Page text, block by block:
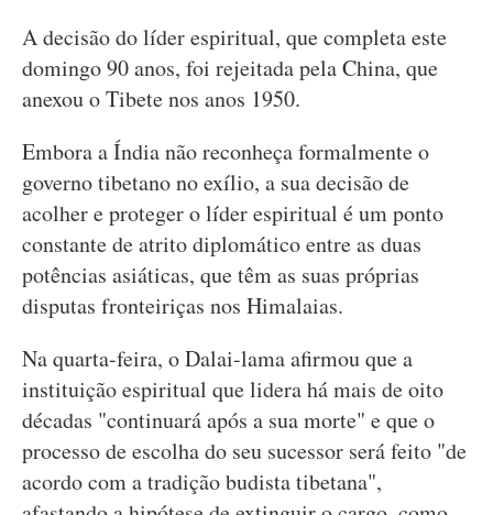
A decisão do líder espiritual, que completa este
domingo 90 anos, foi rejeitada pela China, que
anexou o Tibete nos anos 1950.
Embora a Índia não reconheça formalmente o
governo tibetano no exílio, a sua decisão de
acolher e proteger o líder espiritual é um ponto
constante de atrito diplomático entre as duas
potências asiáticas, que têm as suas próprias
disputas fronteiriças nos Himalaias.
Na quarta-feira, o Dalai-lama afirmou que a
instituição espiritual que lidera há mais de oito
décadas "continuará após a sua morte" e que o
processo de escolha do seu sucessor será feito "de
acordo com a tradição budista tibetana",